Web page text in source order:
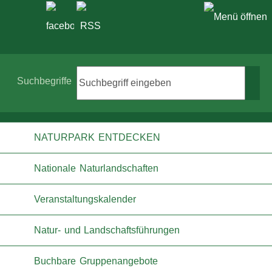
Suchbegriffe
NATURPARK ENTDECKEN
Nationale Naturlandschaften
Veranstaltungskalender
Natur- und Landschaftsführungen
Buchbare Gruppenangebote